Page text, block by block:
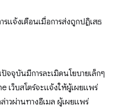
รแจ้งเตือนเมื่อการส่งถูกปฏิเสธ
จจุบันมีการละเมิดนโยบายเล็กๆ
เว็บสโตร์จะแจ้งให้ผู้เผยแพร่
าวผ่านทางอีเมล ผู้เผยแพร่